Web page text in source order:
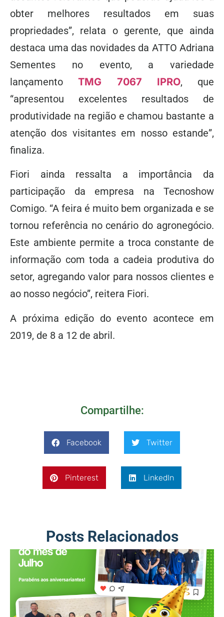
obter melhores resultados em suas
propriedades”, relata o gerente, que ainda
destaca uma das novidades da ATTO Adriana
Sementes no evento, a variedade
lançamentoTMG 7067 IPRO, que
“apresentou excelentes resultados de
produtividade na região e chamou bastante a
atenção dos visitantes em nosso estande”,
finaliza.
Fiori ainda ressalta a importância da
participação da empresa na Tecnoshow
Comigo. “A feira é muito bem organizada e se
tornou referência no cenário do agronegócio.
Este ambiente permite a troca constante de
informação com toda a cadeia produtiva do
setor, agregando valor para nossos clientes e
ao nosso negócio”, reitera Fiori.
A próxima edição do evento acontece em
2019, de 8 a 12 de abril.
Compartilhe:
Facebook Twitter
Pinterest LinkedIn
Posts Relacionados